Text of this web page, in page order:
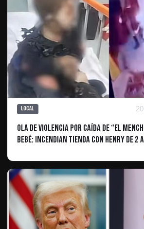
Local
Ola de violencia por caída de “El
bebé: Incendian tienda con Henry de 2